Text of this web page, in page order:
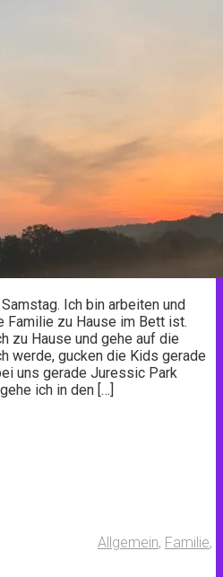
Ich bin arbeiten und
Familie zu Hause im Bett ist.
zu Hause und gehe auf die
werde, gucken die Kids gerade
uns gerade Juressic Park
ich in den […]
Allgemein, Familie,